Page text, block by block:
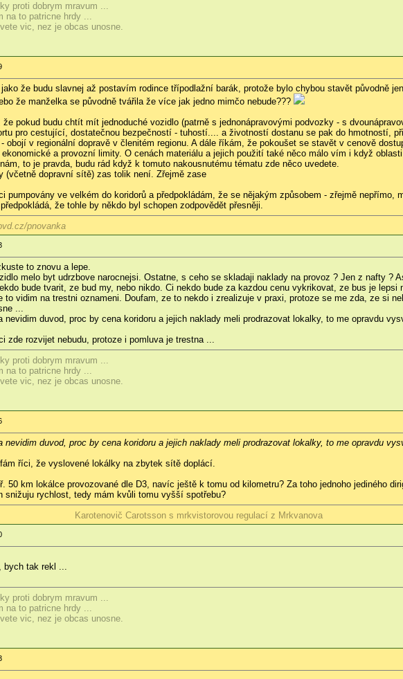
proti dobrym mravum ...
na to patricne hrdy ...
vic, nez je obcas unosne.
že budu slavnej až postavím rodince třípodlažní barák, protože bylo chybou stavět původně
že manželka se původně tvářila že více jak jedno mimčo nebude???
pokud budu chtít mít jednoduché vozidlo (patrně s jednonápravovými podvozky - s
pro cestující, dostatečnou bezpečností - tuhostí.... a životností dostanu se pak do hmotností,
obojí v regionální dopravě v členitém regionu. A dále říkám, že pokoušet se stavět v cenově
a provozní limity. O cenách materiálu a jejich použití také něco málo vím i když
to je pravda, budu rád když k tomuto nakousnutému tématu zde něco uvedete.
(včetně dopravní sítě) zas tolik není. Zřejmě zase
pumpovány ve velkém do koridorů a předpokládám, že se nějakým způsobem - zřejmě nepřímo,
že tohle by někdo byl schopen zodpovědět přesněji.
pnovanka
to znovu a lepe.
melo byt udrzbove narocnejsi. Ostatne, s ceho se skladaji naklady na provoz ? Jen z nafty ?
bude tvarit, ze bud my, nebo nikdo. Ci nekdo bude za kazdou cenu vykrikovat, ze bus je lepsi
vidim na trestni oznameni. Doufam, ze to nekdo i zrealizuje v praxi, protoze se me zda, ze si
...
duvod, proc by cena koridoru a jejich naklady meli prodrazovat lokalky, to me opravdu
zde rozvijet nebudu, protoze i pomluva je trestna ...
proti dobrym mravum ...
na to patricne hrdy ...
vic, nez je obcas unosne.
duvod, proc by cena koridoru a jejich naklady meli prodrazovat lokalky, to me opravdu
říci, že vyslovené lokálky na zbytek sítě doplácí.
50 km lokálce provozované dle D3, navíc ještě k tomu od kilometru? Za toho jednoho jediného
snižuju rychlost, tedy mám kvůli tomu vyšší spotřebu?
Karotenovič Carotsson s mrkvistorovou regulací z Mrkvanova
bych tak rekl ...
proti dobrym mravum ...
na to patricne hrdy ...
vic, nez je obcas unosne.